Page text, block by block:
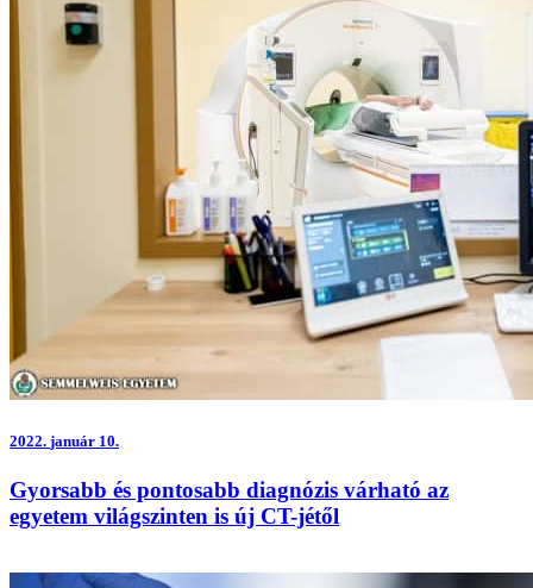
2022. január 10.
Gyorsabb és pontosabb diagnózis várható az
egyetem világszinten is új CT-jétől